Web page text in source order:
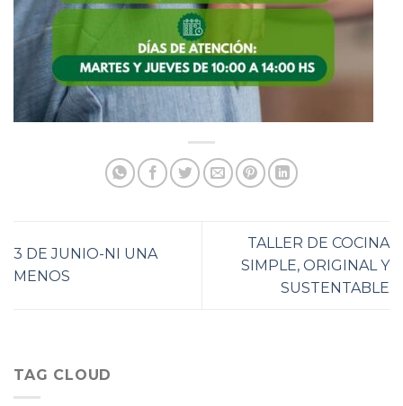
3 DE JUNIO-NI UNA
MENOS
TALLER DE COCINA
SIMPLE, ORIGINAL Y
SUSTENTABLE
TAG CLOUD